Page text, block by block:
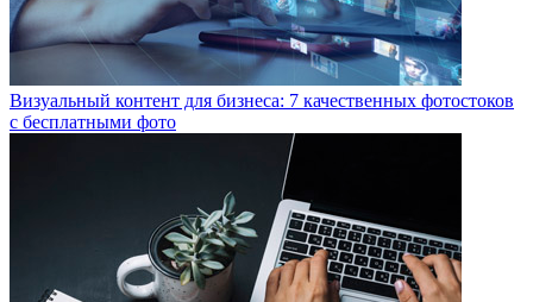
Визуальный контент для бизнеса: 7 качественных фотостоков
с бесплатными фото